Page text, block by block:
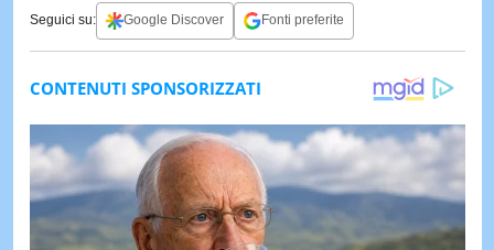
Seguici su: Google Discover Fonti preferite